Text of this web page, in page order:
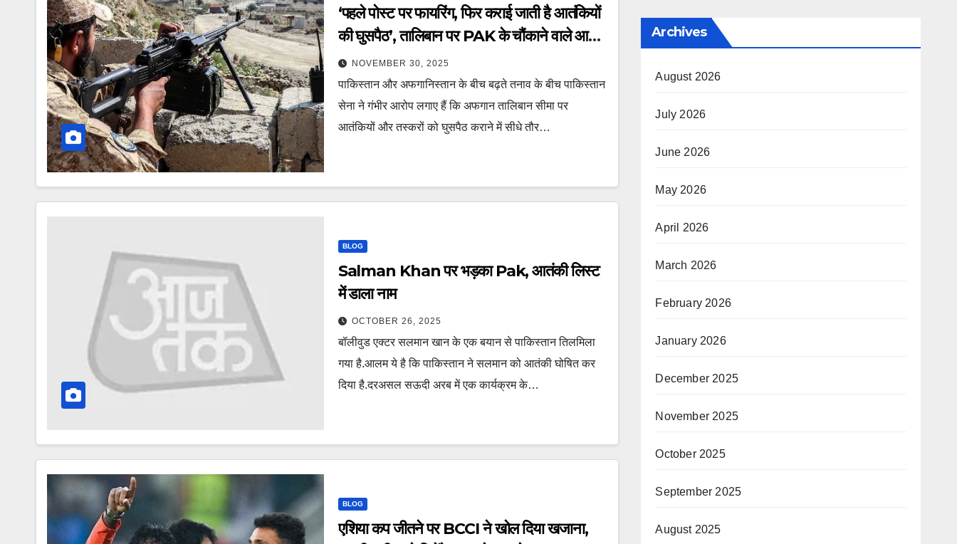
‘पहले पोस्ट पर फायरिंग, फिर कराई जाती है आतंकियों
की घुसपैठ’, तालिबान पर PAK के चौंकाने वाले आरोप
– Pakistan Afghanistan Border
Tension Afghan Taliban Durand
Line War nTC
NOVEMBER 30, 2025
पाकिस्तान और अफगानिस्तान के बीच बढ़ते तनाव के बीच पाकिस्तान
सेना ने गंभीर आरोप लगाए हैं कि अफगान तालिबान सीमा पर
आतंकियों और तस्करों को घुसपैठ कराने में सीधे तौर…
BLOG
Salman Khan पर भड़का Pak, आतंकी लिस्ट
में डाला नाम
OCTOBER 26, 2025
बॉलीवुड एक्टर सलमान खान के एक बयान से पाकिस्तान तिलमिला
गया है.आलम ये है कि पाकिस्तान ने सलमान को आतंकी घोषित कर
दिया है.दरअसल सऊदी अरब में एक कार्यक्रम के…
BLOG
एशिया कप जीतने पर BCCI ने खोल दिया खजाना,
Archives
August 2026
July 2026
June 2026
May 2026
April 2026
March 2026
February 2026
January 2026
December 2025
November 2025
October 2025
September 2025
August 2025